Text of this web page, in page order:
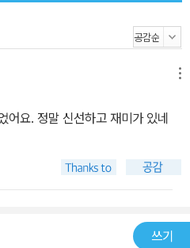
지와 함께 가는 길」)까지 그야말로
외국문학 전공자들이 주류였던 예
학 등 다양한 학문을 거친 이들이
좀더 다채로운 지평이 열릴 것으
어느 날부터 아랫집 아줌마가 읽
에 흠뻑 빠진 기범이는 호기심으로
는 자신이 들은 이야기를 반 친구
어요. 정말 신선하고 재미가 있네
쓰기